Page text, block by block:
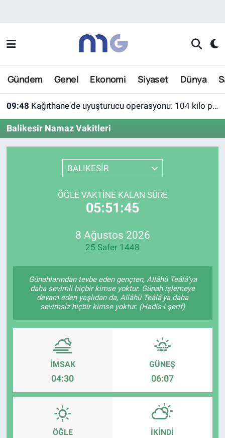
Gündem Genel Ekonomi Siyaset Dünya
09:48 Kağıthane'de uyuşturucu operasyonu: 104 kilo pregabalin ele geçirildi
Balikesir Namaz Vakitleri
BALIKESİR
ÖĞLE VAKTINE KALAN SÜRE
05:51:45
8 Ağustos 2026
25 Safer 1448
Günahlarından tevbe eden gençten, Allâhü Teâlâ'ya
daha sevimli hiçbir kimse yoktur. Günah işlemeye
devam eden yaşlıdan da, Allâhü Teâlâ'ya daha
sevimsiz hiçbir kimse yoktur. (Hadis-i şerif)
İMSAK
04:30
GÜNEŞ
06:07
ÖĞLE İKINDI
Nöbetçi Eczaneler
Hava Durumu
Süper Lig Puan Durumu ve Fikstür
Tüm Manşetler
Son Dakika Haberleri